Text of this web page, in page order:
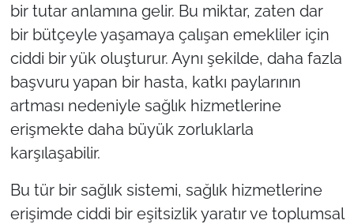
bir tutar anlamına gelir. Bu miktar, zaten dar
bir bütçeyle yaşamaya çalışan emekliler için
ciddi bir yük oluşturur. Aynı şekilde, daha fazla
başvuru yapan bir hasta, katkı paylarının
artması nedeniyle sağlık hizmetlerine
erişmekte daha büyük zorluklarla
karşılaşabilir.
Bu tür bir sağlık sistemi, sağlık hizmetlerine
erişimde ciddi bir eşitsizlik yaratır ve toplumsal